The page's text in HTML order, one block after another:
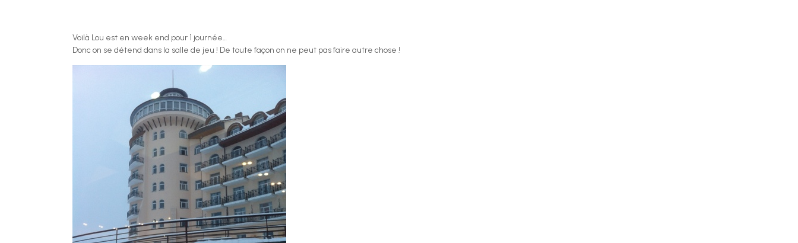
Voilà Lou est en week end pour 1 journée…
Donc on se détend dans la salle de jeu ! De toute façon on ne peut pas faire autre chose !